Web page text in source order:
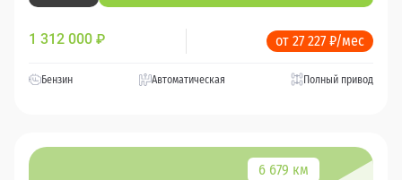
1 312 000 ₽ от 27 227 ₽/мес
Бензин Автоматическая Полный привод
6 679 км